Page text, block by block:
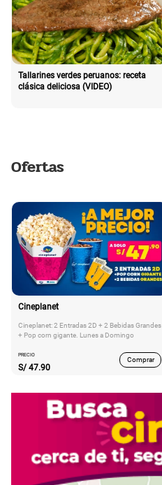
Tallarines verdes peruanos: receta
clásica deliciosa (VIDEO)
Ofertas
Cineplanet
Cineplanet: 2 Entradas 2D + 2 Bebidas Grandes
+ Pop corn gigante. Lunes a Domingo
PRECIO
S/ 47.90
Comprar